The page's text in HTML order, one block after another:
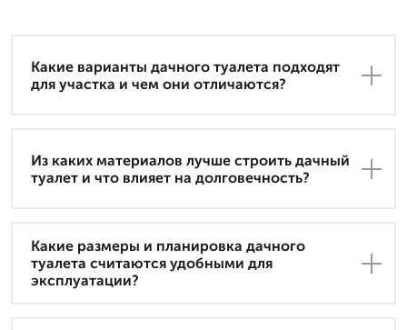
Какие варианты дачного туалета подходят
для участка и чем они отличаются?
Из каких материалов лучше строить дачный
туалет и что влияет на долговечность?
Какие размеры и планировка дачного
туалета считаются удобными для
эксплуатации?